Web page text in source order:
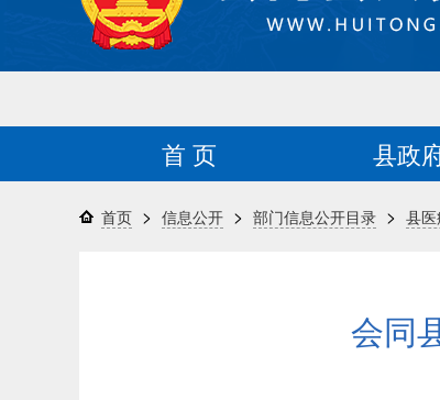
首 页 县政
首页 > 信息公开 > 部门信息公开目录 > 县
会同